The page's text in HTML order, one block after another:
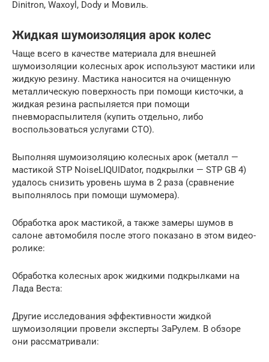
Dinitron, Waxoyl, Dody и Мовиль.
Жидкая шумоизоляция арок колес
Чаще всего в качестве материала для внешней
шумоизоляции колесных арок используют мастики или
жидкую резину. Мастика наносится на очищенную
металлическую поверхность при помощи кисточки, а
жидкая резина распыляется при помощи
пневмораспылителя (купить отдельно, либо
воспользоваться услугами СТО).
Выполняя шумоизоляцию колесных арок (металл —
мастикой STP NoiseLIQUIDator, подкрылки — STP GB 4)
удалось снизить уровень шума в 2 раза (сравнение
выполнялось при помощи шумомера).
Обработка арок мастикой, а также замеры шумов в
салоне автомобиля после этого показано в этом видео-
ролике:
Обработка колесных арок жидкими подкрылками на
Лада Веста:
Другие исследования эффективности жидкой
шумоизоляции провели эксперты ЗаРулем. В обзоре
они рассматривали: